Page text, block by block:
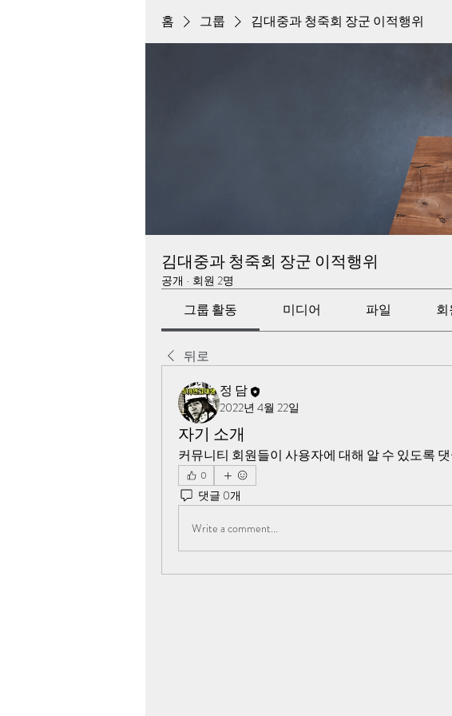
홈 그룹 김대중과 청죽회 장군 이적행위
김대중과 청죽회 장군 이적행위
공개 · 회원 2명
그룹 활동 미디어 파일 회
뒤로
정 담
2022년 4월 22일
자기 소개
커뮤니티 회원들이 사용자에 대해 알 수 있도록
0
댓글 0개
Write a comment...